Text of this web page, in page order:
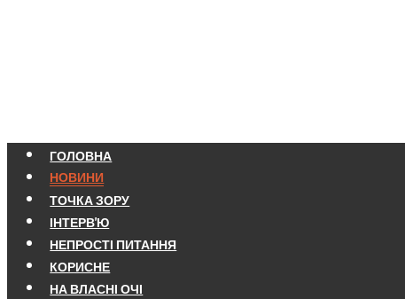
ГОЛОВНА
НОВИНИ
ТОЧКА ЗОРУ
ІНТЕРВ'Ю
НЕПРОСТІ ПИТАННЯ
КОРИСНЕ
НА ВЛАСНІ ОЧІ